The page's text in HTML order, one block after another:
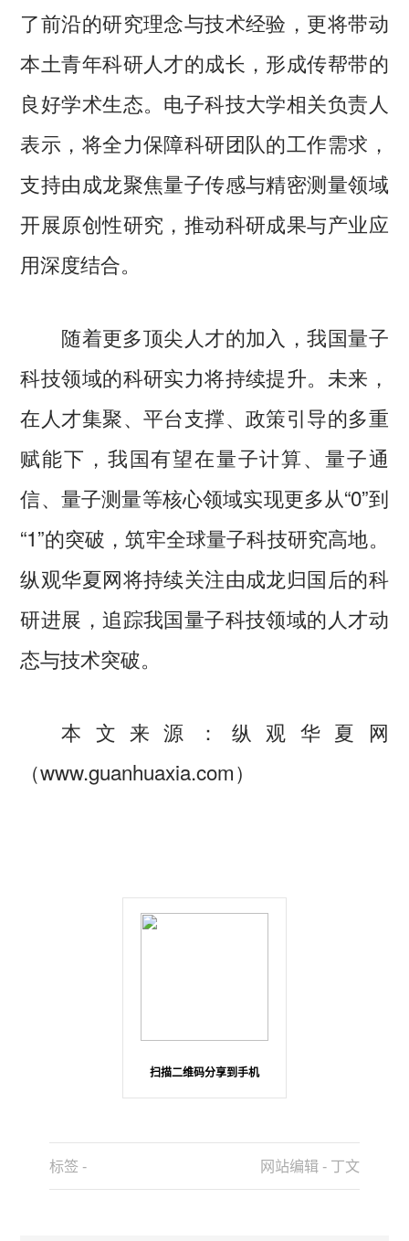
了前沿的研究理念与技术经验，更将带动
本土青年科研人才的成长，形成传帮带的
良好学术生态。电子科技大学相关负责人
表示，将全力保障科研团队的工作需求，
支持由成龙聚焦量子传感与精密测量领域
开展原创性研究，推动科研成果与产业应
用深度结合。
随着更多顶尖人才的加入，我国量子
科技领域的科研实力将持续提升。未来，
在人才集聚、平台支撑、政策引导的多重
赋能下，我国有望在量子计算、量子通
信、量子测量等核心领域实现更多从“0”到
“1”的突破，筑牢全球量子科技研究高地。
纵观华夏网将持续关注由成龙归国后的科
研进展，追踪我国量子科技领域的人才动
态与技术突破。
本文来源：纵观华夏网
（www.guanhuaxia.com）
扫描二维码分享到手机
标签 - 网站编辑 - 丁文